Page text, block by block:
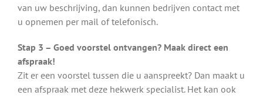
van uw beschrijving, dan kunnen bedrijven contact met
u opnemen per mail of telefonisch.
Stap 3 – Goed voorstel ontvangen? Maak direct een
afspraak!
Zit er een voorstel tussen die u aanspreekt? Dan maakt u
een afspraak met deze hekwerk specialist. Het kan ook